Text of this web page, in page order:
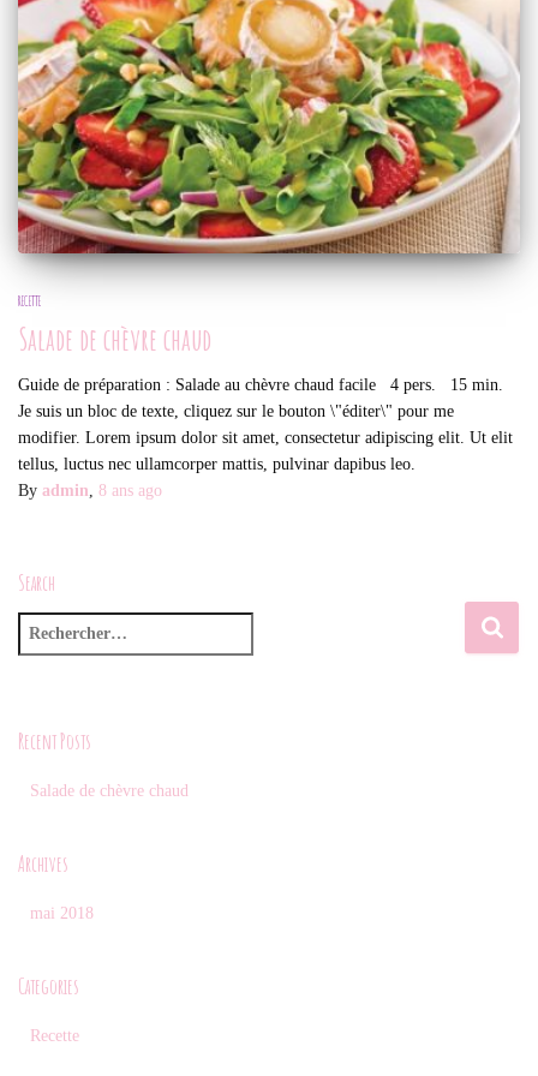
RECETTE
Salade de chèvre chaud
Guide de préparation : Salade au chèvre chaud facile 4 pers. 15 min.
Je suis un bloc de texte, cliquez sur le bouton \"éditer\" pour me
modifier. Lorem ipsum dolor sit amet, consectetur adipiscing elit. Ut elit
tellus, luctus nec ullamcorper mattis, pulvinar dapibus leo.
By admin 8 ans ago
Search
e
e
r
r
Recent Posts
Salade de chèvre chaud
Archives
mai 2018
Categories
Recette